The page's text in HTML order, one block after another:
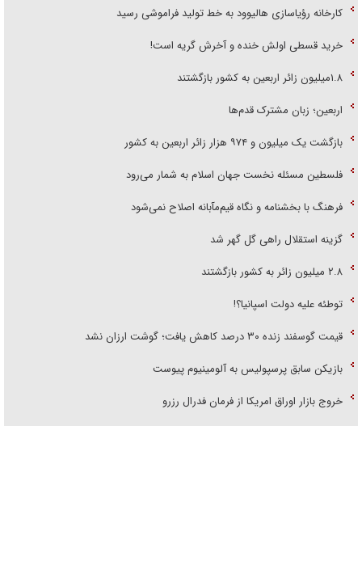
کارخانه رؤیاسازی هالیوود به خط تولید فراموشی رسید
خرید قسطی اولش خنده و آخرش گریه است!
۱.۸میلیون زائر اربعین به کشور بازگشتند
اربعین؛ زبان مشترک قدم‌ها
بازگشت یک میلیون و ۹۷۴ هزار زائر اربعین به کشور
فلسطین مسئله نخست جهان اسلام به شمار می‌رود
فرهنگ با بخشنامه و نگاه قیم‌مآبانه اصلاح نمی‌شود
گزینه استقلال راهی گل گهر شد
۲.۸ میلیون زائر به کشور بازگشتند
توطئه علیه دولت اسپانیا؟!
قیمت گوسفند زنده ۳۰ درصد کاهش یافت؛ گوشت ارزان نشد
بازیکن سابق پرسپولیس به آلومینیوم پیوست
خروج بازار اوراق امریکا از فرمان فدرال رزرو